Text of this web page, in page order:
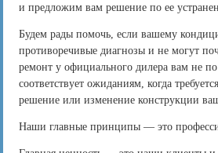
и предложим вам решение по ее
Будем рады помочь, если вашему
противоречивые диагнозы и не могут
ремонт у официального дилера вам не
соответствует ожиданиям, когда
решение или изменение конструкции
Наши главные принципы — это